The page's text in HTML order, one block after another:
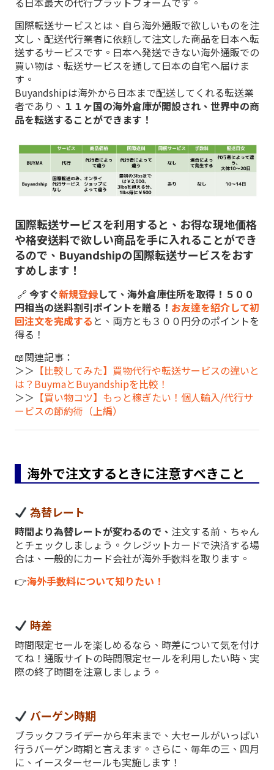
国際転送サービスとは、自ら海外通販で欲しいものを注
文し、配送代行業者に依頼して注文した商品を日本へ転
送するサービスです。日本へ発送できない海外通販での
買い物は、転送サービスを通して日本の自宅へ届けま
す。
Buyandshipは海外から日本まで配送してくれる転送業
者であり、 １１ヶ国の海外倉庫が開設され、世界中の商
品を転送することができます！
国際転送サービスを利用すると、お得な現地価格
や格安送料で欲しい商品を手に入れることができ
るので、Buyandshipの国際転送サービスをおす
すめします！
🔗 今すぐ新規登録して、海外倉庫住所を取得！５００
円相当の送料割引ポイントを贈る！ お友達を紹介して初
回注文を完成する と、両方とも３００円分のポイントを
得る！
📖関連記事：
＞＞ 【比較してみた】買物代行や転送サービスの違いと
は？BuymaとBuyandshipを比較！
＞＞ 【買い物コツ】もっと稼ぎたい！個人輸入/代行サ
ービスの節約術（上編）
海外で注文するときに注意すべきこと
為替レート
時間より為替レートが変わるので、 注文する前、ちゃん
とチェックしましょう。クレジットカードで決済する場
合は、一般的にカード会社が海外手数料を取ります。
👉海外手数料について知りたい！
時差
時間限定セールを楽しめるなら、時差について気を付け
てね！通販サイトの時間限定セールを利用したい時、実
際の終了時間を注意しましょう。
バーゲン時期
ブラックフライデーから年末まで、大セールがいっぱい
行うバーゲン時期と言えます。さらに、毎年の三、四月
に、イースターセールも実施します！